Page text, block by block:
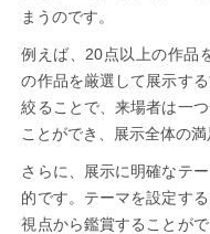
まうのです。
例えば、20点以上の作品
の作品を厳選して展示す
絞ることで、来場者は一
ことができ、展示全体の満
さらに、展示に明確なテ
的です。テーマを設定す
視点から鑑賞することが